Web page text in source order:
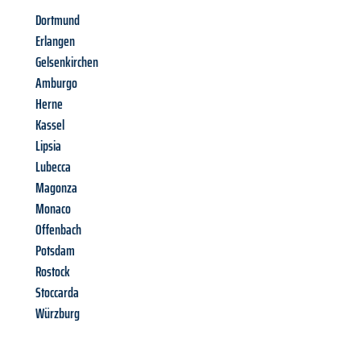
Dortmund
Erlangen
Gelsenkirchen
Amburgo
Herne
Kassel
Lipsia
Lubecca
Magonza
Monaco
Offenbach
Potsdam
Rostock
Stoccarda
Würzburg